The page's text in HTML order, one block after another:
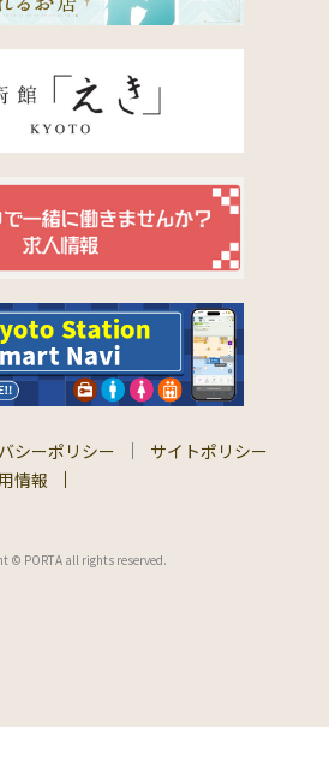
シーポリシー
サイトポリシー
情報
© PORTA all rights reserved.